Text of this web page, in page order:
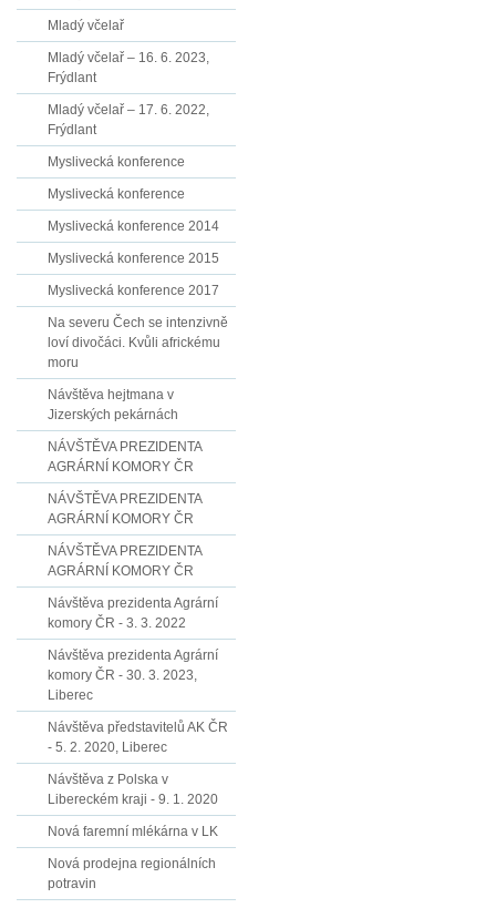
Mladý včelař
Mladý včelař – 16. 6. 2023,
Frýdlant
Mladý včelař – 17. 6. 2022,
Frýdlant
Myslivecká konference
Myslivecká konference
Myslivecká konference 2014
Myslivecká konference 2015
Myslivecká konference 2017
Na severu Čech se intenzivně
loví divočáci. Kvůli africkému
moru
Návštěva hejtmana v
Jizerských pekárnách
NÁVŠTĚVA PREZIDENTA
AGRÁRNÍ KOMORY ČR
NÁVŠTĚVA PREZIDENTA
AGRÁRNÍ KOMORY ČR
NÁVŠTĚVA PREZIDENTA
AGRÁRNÍ KOMORY ČR
Návštěva prezidenta Agrární
komory ČR - 3. 3. 2022
Návštěva prezidenta Agrární
komory ČR - 30. 3. 2023,
Liberec
Návštěva představitelů AK ČR
- 5. 2. 2020, Liberec
Návštěva z Polska v
Libereckém kraji - 9. 1. 2020
Nová faremní mlékárna v LK
Nová prodejna regionálních
potravin